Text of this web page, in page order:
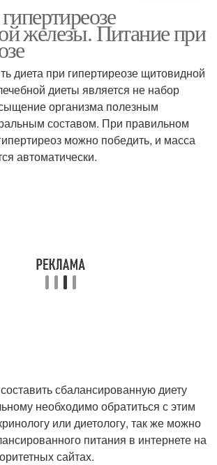
Диета при щитовидке
при
Диета при дискинезии
железы. Питание при
диета при гипертиреозе щитовидной
диеты является не набор
организма полезным
составом. При правильном
можно победить, и масса
автоматически.
сбалансированную диету
необходимо обратиться с этим
или диетологу, так же можно
питания в интернете на
сайтах.